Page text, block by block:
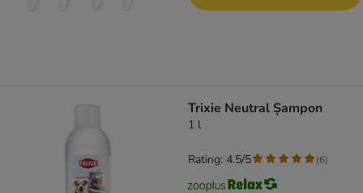
Trixie Neutral Șampon
1 l
Rating: 4.5/5 (6)